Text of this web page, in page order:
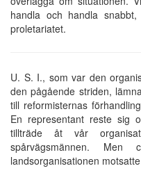
handla och handla
proletariatet.
U. S. I., som var den
den pågående striden,
till reformisternas
En representant reste sig
tillträde åt vår
spårvägsmännen. Men
landsorganisationen